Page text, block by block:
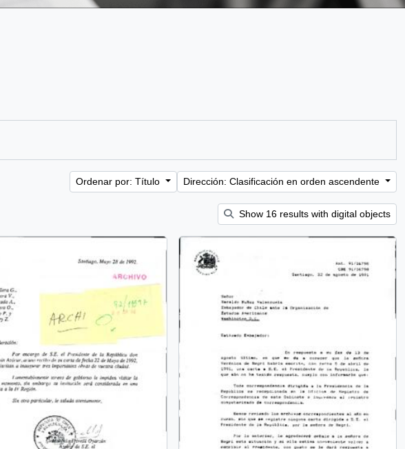
Ordenar por: Título Dirección: Clasificación en orden ascendente
Show 16 results with digital objects